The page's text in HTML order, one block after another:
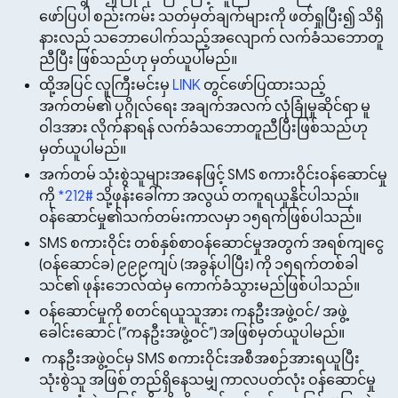
ဖော်ပြပါ စည်းကမ်း သတ်မှတ်ချက်များကို ဖတ်ရှုပြီး၍ သိရှိ
နားလည် သဘောပေါက်သည့်အလျောက် လက်ခံသဘောတူ
ညီပြီး ဖြစ်သည်ဟု မှတ်ယူပါမည်။
ထို့အပြင် လူကြီးမင်းမှ LINK တွင်ဖော်ပြထားသည့်
အက်တမ်၏ ပုဂ္ဂိုလ်ရေး အချက်အလက် လုံခြုံမှုဆိုင်ရာ မူ
ဝါဒအား လိုက်နာရန် လက်ခံသဘောတူညီပြီးဖြစ်သည်ဟု
မှတ်ယူပါမည်။
အက်တမ် သုံးစွဲသူများအနေဖြင့် SMS စကားဝိုင်းဝန်ဆောင်မှု
ကို *212# သို့ဖုန်းခေါ်ကာ အလွယ် တကူရယူနိုင်ပါသည်။
ဝန်ဆောင်မှု၏သက်တမ်းကာလမှာ ၁၅ရက်ဖြစ်ပါသည်။
SMS စကားဝိုင်း တစ်နှစ်စာဝန်ဆောင်မှုအတွက် အရစ်ကျငွေ
(ဝန်ဆောင်ခ) ၉၉၉ကျပ် (အခွန်ပါပြီး) ကို ၁၅ရက်တစ်ခါ
သင်၏ ဖုန်းဘေလ်ထဲမှ ကောက်ခံသွားမည်ဖြစ်ပါသည်။
ဝန်ဆောင်မှုကို စတင်ရယူသူအား ကနဦးအဖွဲ့ဝင်/ အဖွဲ့
ခေါင်းဆောင် (“ကနဦးအဖွဲ့ဝင်”) အဖြစ်မှတ်ယူပါမည်။
ကနဦးအဖွဲ့ဝင်မှ SMS စကားဝိုင်းအစီအစဉ်အားရယူပြီး
သုံးစွဲသူ အဖြစ် တည်ရှိနေသမျှ ကာလပတ်လုံး ဝန်ဆောင်မှု